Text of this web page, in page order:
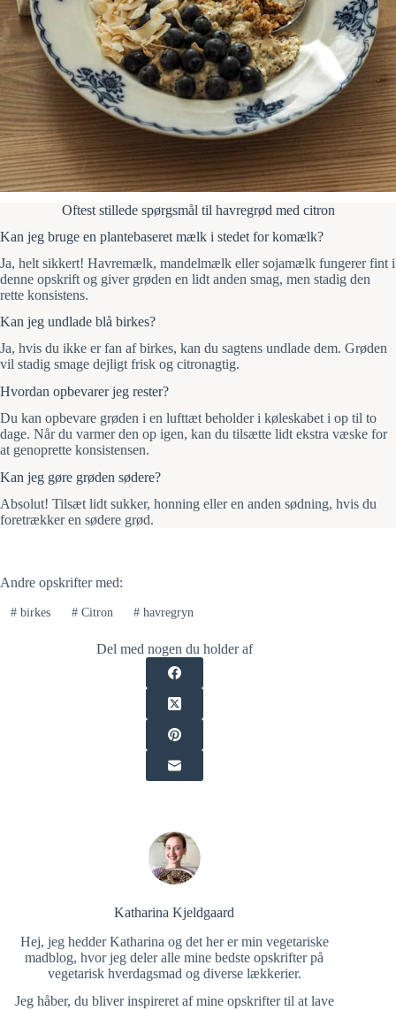
Oftest stillede spørgsmål til havregrød med citron
Kan jeg bruge en plantebaseret mælk i stedet for komælk?
Ja, helt sikkert! Havremælk, mandelmælk eller sojamælk fungerer fint i
denne opskrift og giver grøden en lidt anden smag, men stadig den
rette konsistens.
Kan jeg undlade blå birkes?
Ja, hvis du ikke er fan af birkes, kan du sagtens undlade dem. Grøden
vil stadig smage dejligt frisk og citronagtig.
Hvordan opbevarer jeg rester?
Du kan opbevare grøden i en lufttæt beholder i køleskabet i op til to
dage. Når du varmer den op igen, kan du tilsætte lidt ekstra væske for
at genoprette konsistensen.
Kan jeg gøre grøden sødere?
Absolut! Tilsæt lidt sukker, honning eller en anden sødning, hvis du
foretrækker en sødere grød.
Andre opskrifter med:
#birkes #Citron # havregryn
Del med nogen du holder af
Katharina Kjeldgaard
Hej, jeg hedder Katharina og det her er min vegetariske
madblog, hvor jeg deler alle mine bedste opskrifter på
vegetarisk hverdagsmad og diverse lækkerier.
Jeg håber, du bliver inspireret af mine opskrifter til at lave